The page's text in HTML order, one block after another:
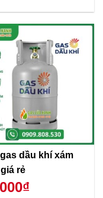
dầu khí xám
rẻ